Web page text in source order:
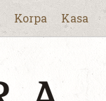
Korpa Kasa